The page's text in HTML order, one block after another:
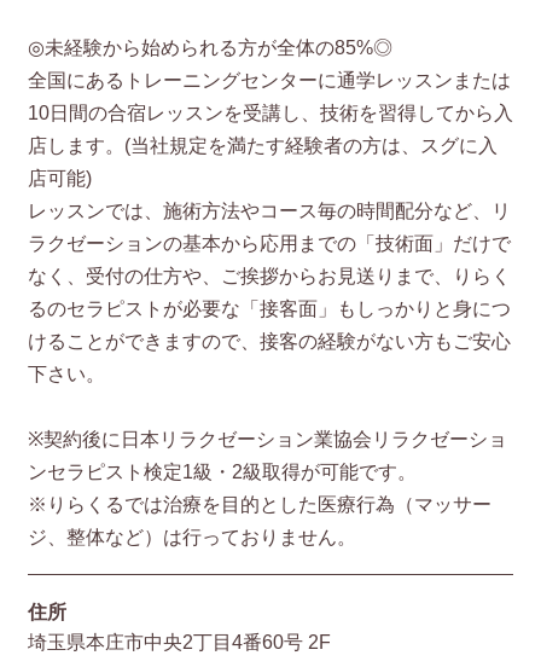
◎未経験から始められる方が全体の85%◎
全国にあるトレーニングセンターに通学レッスンまたは
10日間の合宿レッスンを受講し、技術を習得してから入
店します。(当社規定を満たす経験者の方は、スグに入
店可能)
レッスンでは、施術方法やコース毎の時間配分など、リ
ラクゼーションの基本から応用までの「技術面」だけで
なく、受付の仕方や、ご挨拶からお見送りまで、りらく
るのセラピストが必要な「接客面」もしっかりと身につ
けることができますので、接客の経験がない方もご安心
下さい。
※契約後に日本リラクゼーション業協会リラクゼーショ
ンセラピスト検定1級・2級取得が可能です。
※りらくるでは治療を目的とした医療行為（マッサー
ジ、整体など）は行っておりません。
住所
埼玉県本庄市中央2丁目4番60号 2F